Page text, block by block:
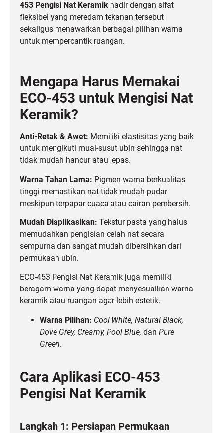
453 Pengisi Nat Keramik hadir dengan sifat
fleksibel yang meredam tekanan tersebut
sekaligus menawarkan berbagai pilihan warna
untuk mempercantik ruangan.
Mengapa Harus Memakai
ECO-453 untuk Mengisi Nat
Keramik?
Anti-Retak & Awet: Memiliki elastisitas yang baik
untuk mengikuti muai-susut ubin sehingga nat
tidak mudah hancur atau lepas.
Warna Tahan Lama: Pigmen warna berkualitas
tinggi memastikan nat tidak mudah pudar
meskipun terpapar cuaca atau cairan pembersih.
Mudah Diaplikasikan: Tekstur pasta yang halus
memudahkan pengisian celah nat secara
sempurna dan sangat mudah dibersihkan dari
permukaan ubin.
ECO-453 Pengisi Nat Keramik juga memiliki
beragam warna yang dapat menyesuaikan warna
keramik atau ruangan agar lebih estetik.
Warna Pilihan: Cool White, Natural Black,
Dove Grey, Creamy, Pool Blue, dan Pure
Green.
Cara Aplikasi ECO-453
Pengisi Nat Keramik
Langkah 1: Persiapan Permukaan